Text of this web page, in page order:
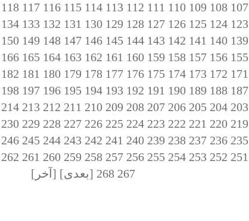
107
108
109
110
111
112
113
114
115
116
117
118
123
124
125
126
127
128
129
130
131
132
133
134
139
140
141
142
143
144
145
146
147
148
149
150
155
156
157
158
159
160
161
162
163
164
165
166
171
172
173
174
175
176
177
178
179
180
181
182
187
188
189
190
191
192
193
194
195
196
197
198
203
204
205
206
207
208
209
210
211
212
213
214
219
220
221
222
223
224
225
226
227
228
229
230
235
236
237
238
239
240
241
242
243
244
245
246
251
252
253
254
255
256
257
258
259
260
261
262
267
268 [بعدی] [آخر]